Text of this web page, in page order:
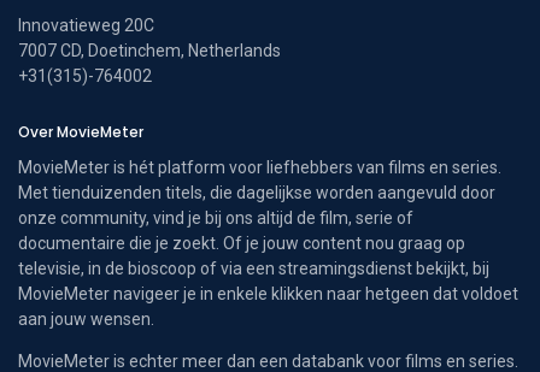
Innovatieweg 20C
7007 CD, Doetinchem, Netherlands
+31(315)-764002
Over MovieMeter
MovieMeter is hét platform voor liefhebbers van films en series.
Met tienduizenden titels, die dagelijkse worden aangevuld door
onze community, vind je bij ons altijd de film, serie of
documentaire die je zoekt. Of je jouw content nou graag op
televisie, in de bioscoop of via een streamingsdienst bekijkt, bij
MovieMeter navigeer je in enkele klikken naar hetgeen dat voldoet
aan jouw wensen.
MovieMeter is echter meer dan een databank voor films en series.